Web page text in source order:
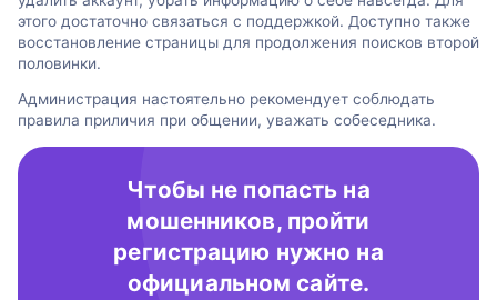
этого достаточно связаться с поддержкой. Доступно также
восстановление страницы для продолжения поисков второй
половинки.
Администрация настоятельно рекомендует соблюдать
правила приличия при общении, уважать собеседника.
Чтобы не попасть на
мошенников, пройти
регистрацию нужно на
официальном сайте.